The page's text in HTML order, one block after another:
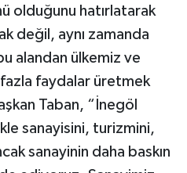
olduğunu hatırlatarak
değil, aynı zamanda
alandan ülkemiz ve
faydalar üretmek
Taban, “İnegöl
sanayisini, turizmini,
sanayinin daha baskın